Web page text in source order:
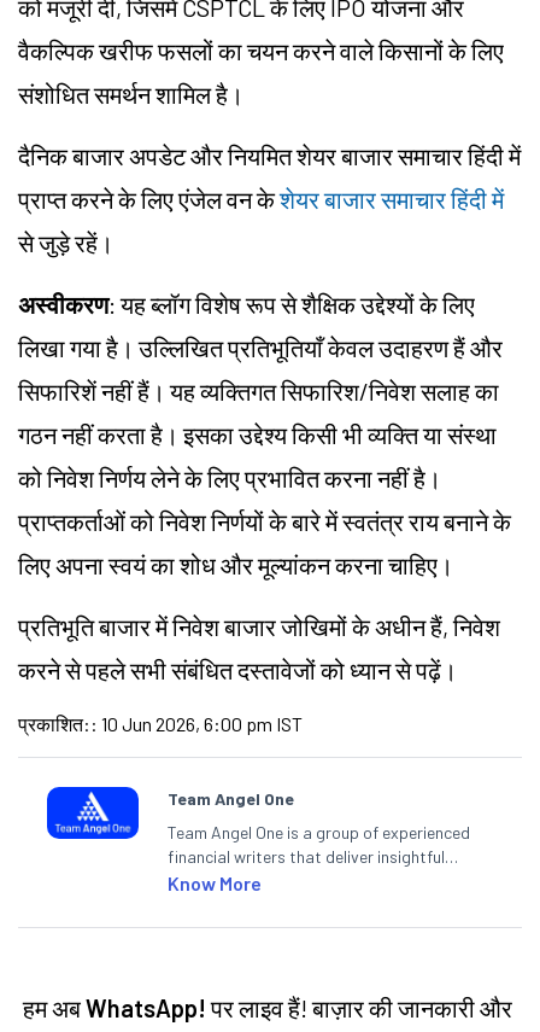
को मंजूरी दी, जिसमें CSPTCL के लिए IPO योजना और
वैकल्पिक खरीफ फसलों का चयन करने वाले किसानों के लिए
संशोधित समर्थन शामिल है।
दैनिक बाजार अपडेट और नियमित शेयर बाजार समाचार हिंदी में
प्राप्त करने के लिए एंजेल वन केशेयर बाजार समाचार हिंदी में
से जुड़े रहें।
अस्वीकरण: यह ब्लॉग विशेष रूप से शैक्षिक उद्देश्यों के लिए
लिखा गया है। उल्लिखित प्रतिभूतियाँ केवल उदाहरण हैं और
सिफारिशें नहीं हैं। यह व्यक्तिगत सिफारिश/निवेश सलाह का
गठन नहीं करता है। इसका उद्देश्य किसी भी व्यक्ति या संस्था
को निवेश निर्णय लेने के लिए प्रभावित करना नहीं है।
प्राप्तकर्ताओं को निवेश निर्णयों के बारे में स्वतंत्र राय बनाने के
लिए अपना स्वयं का शोध और मूल्यांकन करना चाहिए।
प्रतिभूति बाजार में निवेश बाजार जोखिमों के अधीन हैं, निवेश
करने से पहले सभी संबंधित दस्तावेजों को ध्यान से पढ़ें।
प्रकाशित: : 10 Jun 2026, 6:00 pm IST
Team Angel One
Team Angel One is a group of experienced
financial writers that deliver insightful
articles on the stock market, IPO, economy,
categories.
Know More
हम अबWhatsApp! पर लाइव हैं! बाज़ार की जानकारी और